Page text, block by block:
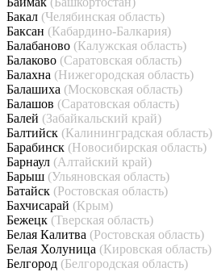
Бакал (Челябинская область)
Баксан (Кабардино-Балкария)
Балабаново (Калужская область)
Балаково (Саратовская область)
Балахна (Нижегородская область)
Балашиха (Московская область)
Балашов (Саратовская область)
Балей (Забайкальский край)
Балтийск (Калининградская область)
Барабинск (Новосибирская область)
Барнаул (Алтайский край)
Барыш (Ульяновская область)
Батайск (Ростовская область)
Бахчисарай (Крым)
Бежецк (Тверская область)
Белая Калитва (Ростовская область)
Белая Холуница (Кировская область)
Белгород (Белгородская область)